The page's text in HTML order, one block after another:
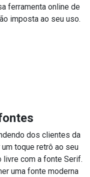
ferramenta online de
imposta ao seu uso.
dos clientes da
toque retrô ao seu
livre com a fonte Serif.
uma fonte moderna